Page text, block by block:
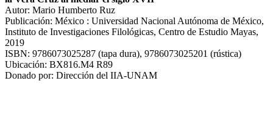
Autor: Mario Humberto Ruz
Publicación: México : Universidad Nacional Autónoma de México,
Instituto de Investigaciones Filológicas, Centro de Estudio Mayas,
2019
ISBN: 9786073025287 (tapa dura), 9786073025201 (rústica)
Ubicación: BX816.M4 R89
Donado por: Dirección del IIA-UNAM